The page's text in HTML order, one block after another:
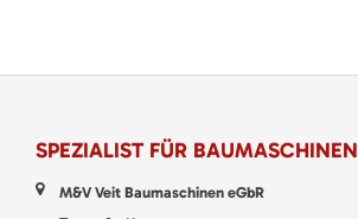
SPEZIALIST FÜR BAUMASCHINEN
M&V Veit Baumaschinen eGbR